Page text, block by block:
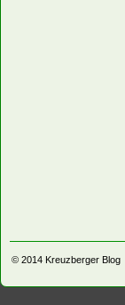
© 2014 Kreuzberger Blog